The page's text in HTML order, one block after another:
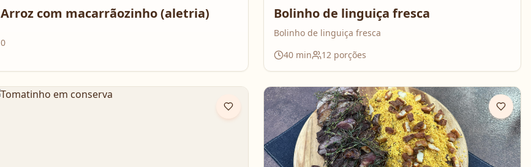
Arroz com macarrãozinho (aletria)
0
Bolinho de linguiça fresca
Bolinho de linguiça fresca
40min 12porções